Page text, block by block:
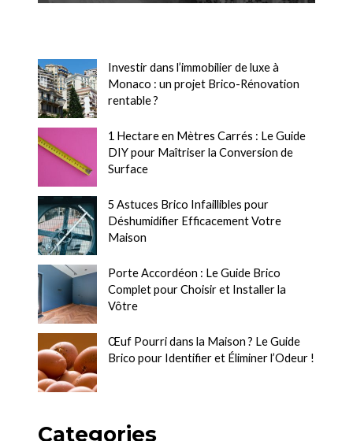
Investir dans l’immobilier de luxe à
Monaco : un projet Brico-Rénovation
rentable ?
1 Hectare en Mètres Carrés : Le Guide
DIY pour Maîtriser la Conversion de
Surface
5 Astuces Brico Infaillibles pour
Déshumidifier Efficacement Votre
Maison
Porte Accordéon : Le Guide Brico
Complet pour Choisir et Installer la
Vôtre
Œuf Pourri dans la Maison ? Le Guide
Brico pour Identifier et Éliminer l’Odeur !
Categories